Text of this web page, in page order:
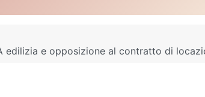
edilizia e opposizione al contratto di